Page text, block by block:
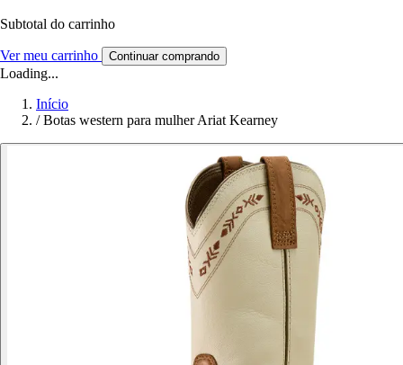
Subtotal do carrinho
Ver meu carrinho Continuar comprando
Loading...
Início
/ Botas western para mulher Ariat Kearney